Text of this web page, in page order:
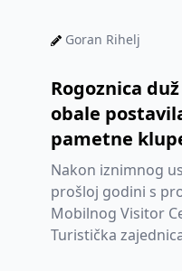
Goran Rihelj
Rogoznica
obale
pametne
Nakon iznimnog
prošloj godini s
Mobilnog Visitor
Turistička